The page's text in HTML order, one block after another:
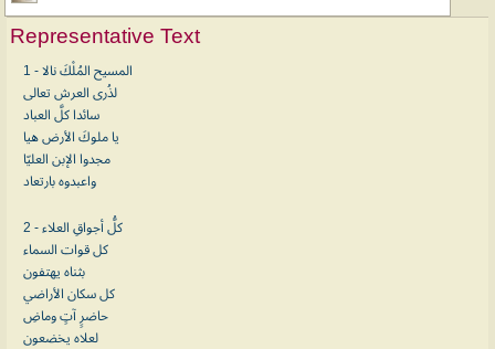
Representative Text
1 - المسيح المُلْكَ نالا
لذُرى العرش تعالى
سائدا كلَّ العباد
يا ملوكَ الأرض هيا
مجدوا الإبن العليّا
واعبدوه بارتعاد
2 - كلُّ أجواقِ العلاء
كل قوات السماء
بثناه يهتفون
كل سكان الأراضي
حاضرٍ آتٍ وماضِ
لعلاه يخضعون